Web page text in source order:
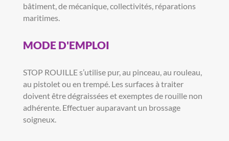
bâtiment, de mécanique, collectivités, réparations
maritimes.
MODE D'EMPLOI
STOP ROUILLE s’utilise pur, au pinceau, au rouleau,
au pistolet ou en trempé. Les surfaces à traiter
doivent être dégraissées et exemptes de rouille non
adhérente. Effectuer auparavant un brossage
soigneux.